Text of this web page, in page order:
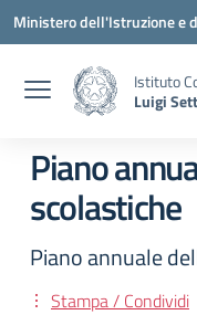
Vai ai contenuti
Vai al menu di navigazione
Vai al footer
Ministero dell'Istruzione e
Istituto
Luigi
Piano
scolastiche
Piano annuale
Stampa / Condividi